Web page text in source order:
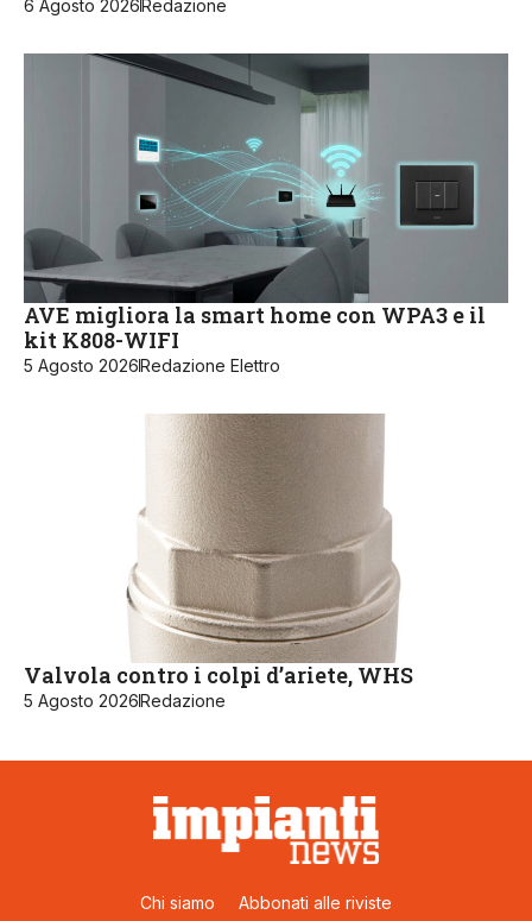
6 Agosto 2026Redazione
AVE migliora la smart home con WPA3 e il
kit K808-WIFI
5 Agosto 2026Redazione Elettro
Valvola contro i colpi d’ariete, WHS
5 Agosto 2026Redazione
Chi siamo Abbonati alle riviste